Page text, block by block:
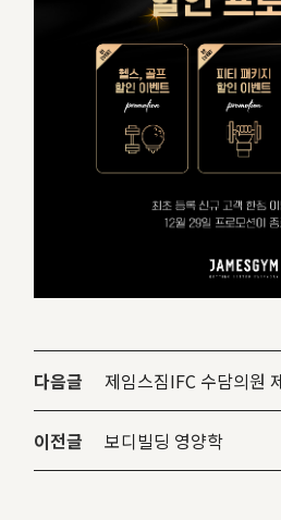
다음글 제임스짐IFC 수담의원
이전글 보디빌딩 영양학